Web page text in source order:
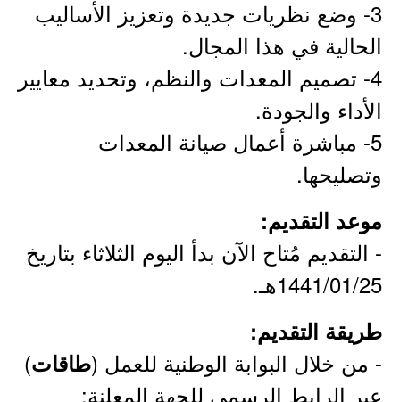
3- وضع نظريات جديدة وتعزيز الأساليب
الحالية في هذا المجال.
4- تصميم المعدات والنظم، وتحديد معايير
الأداء والجودة.
5- مباشرة أعمال صيانة المعدات
وتصليحها.
موعد التقديم:
- التقديم مُتاح الآن بدأ اليوم الثلاثاء بتاريخ
1441/01/25هـ.
طريقة التقديم:
- من خلال البوابة الوطنية للعمل (طاقات)
عبر الرابط الرسمي للجهة المعلنة: